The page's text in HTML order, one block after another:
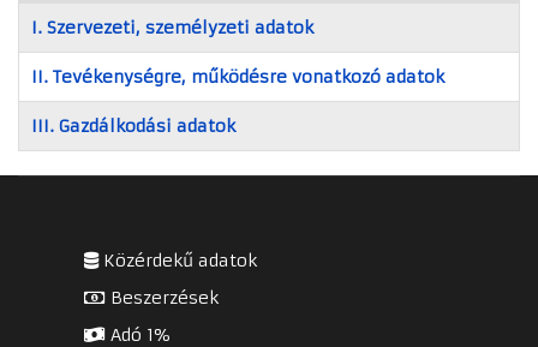
I. Szervezeti, személyzeti adatok
II. Tevékenységre, működésre vonatkozó adatok
III. Gazdálkodási adatok
Közérdekű adatok
Beszerzések
Adó 1%